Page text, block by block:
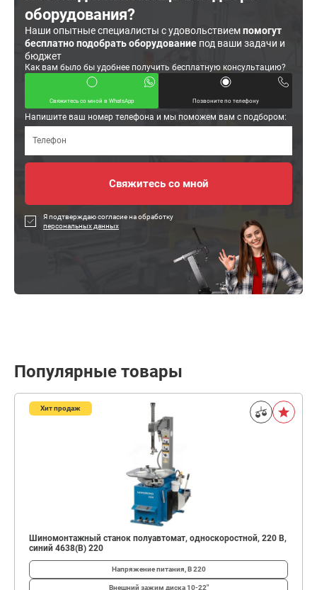
оборудования?
Наши опытные специалисты с удовольствиемпомогут
бесплатно подобрать оборудование под ваши задачи и
бюджет
Как вам было бы удобнее получить бесплатную консультацию?
Свяжитесь со мной в WhatsApp Позвоните по телефону
Напишите ваш номер телефона и мы поможем вам с подбором:
Я подтверждаю согласие на обработку
персональных данных
Популярные товары
Хит продаж
Шиномонтажный станок полуавтомат, односкоростной, 220 В,
синий 4638(B) 220
Напряжение питания, В220
Внешний зажим диска10-22"